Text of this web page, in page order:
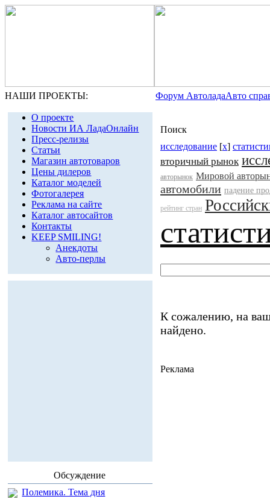
НАШИ ПРОЕКТЫ: Форум АвтоладаАвто
О проекте
Новости ИА ЛадаОнлайн
Пресс-релизы
Статьи
Магазин автотоваров
Цены дилеров
Каталог моделей
Фотогалерея
Реклама на сайте
Каталог автосайтов
Контакты
KEEP SMILING!
Анекдоты
Авто-перлы
Обсуждение
Полемика. Тема дня
Поиск
исследование [x]
вторичный рынок
авторынок Мировой
автомобили падение
рейтинг стран
К сожалению, на
найдено.
Реклама